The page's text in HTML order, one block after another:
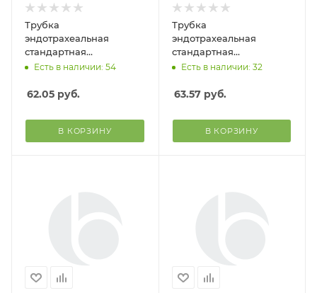
Трубка
эндотрахеальная
стандартная
одноразового исп. без
Healthcare)
Есть в наличии: 54
62.05 руб.
В КОРЗИНУ
Трубка
эндотрахеальная
стандартная
одноразового исп. без
Healthcare)
Есть в наличии: 32
63.57руб.
В КОРЗИНУ